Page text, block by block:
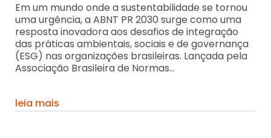
Em um mundo onde a sustentabilidade se tornou
uma urgência, a ABNT PR 2030 surge como uma
resposta inovadora aos desafios de integração
das práticas ambientais, sociais e de governança
(ESG) nas organizações brasileiras. Lançada pela
Associação Brasileira de Normas...
leia mais